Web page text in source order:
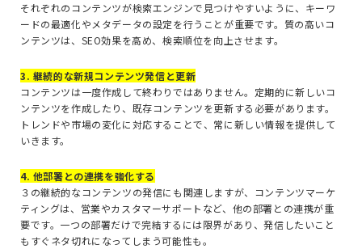
それぞれのコンテンツが検索エンジンで見つけやすいように、キーワ
ードの最適化やメタデータの設定を行うことが重要です。質の高いコ
ンテンツは、SEO効果を高め、検索順位を向上させます。
3. 継続的な新規コンテンツ発信と更新
コンテンツは一度作成して終わりではありません。定期的に新しいコ
ンテンツを作成したり、既存コンテンツを更新する必要があります。
トレンドや市場の変化に対応することで、常に新しい情報を提供して
いきます。
4. 他部署との連携を強化する
３の継続的なコンテンツの発信にも関連しますが、コンテンツマーケ
ティングは、営業やカスタマーサポートなど、他の部署との連携が重
要です。一つの部署だけで完結するには限界があり、発信したいこと
もすぐネタ切れになってしまう可能性も。